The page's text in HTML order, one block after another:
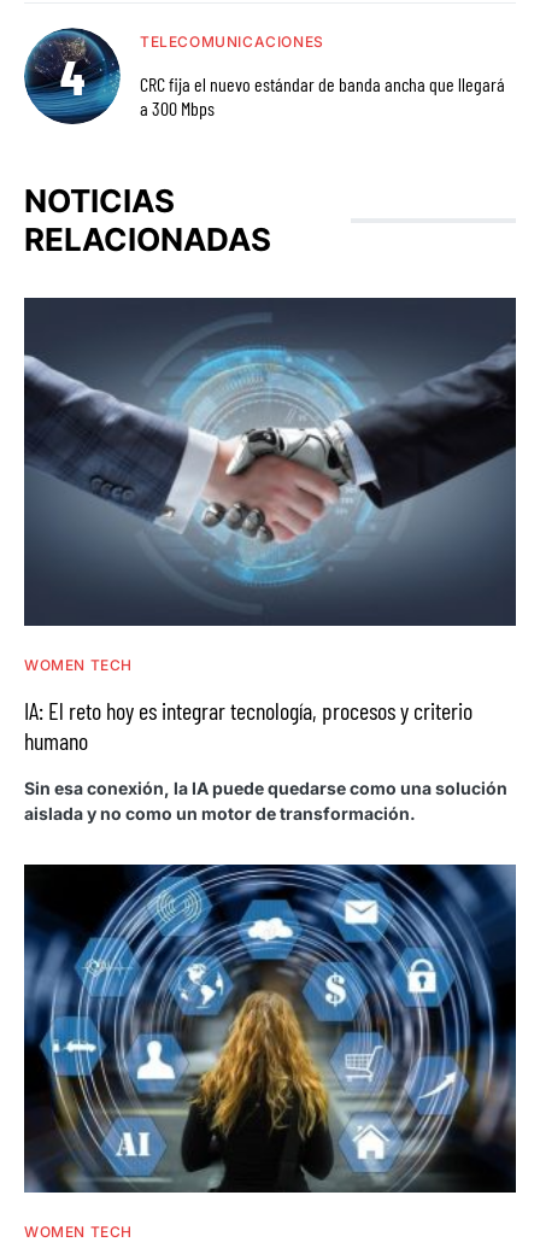
TELECOMUNICACIONES
CRC fija el nuevo estándar de banda ancha que llegará
a 300 Mbps
NOTICIAS
RELACIONADAS
WOMEN TECH
IA: El reto hoy es integrar tecnología, procesos y criterio
humano
Sin esa conexión, la IA puede quedarse como una solución
aislada y no como un motor de transformación.
WOMEN TECH